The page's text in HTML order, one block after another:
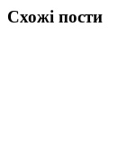
Схожі пости